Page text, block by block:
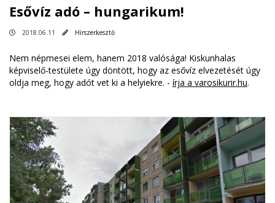
Esővíz adó – hungarikum!
2018.06.11 Hírszerkesztő
Nem népmesei elem, hanem 2018 valósága! Kiskunhalas
képviselő-testülete úgy döntött, hogy az esővíz elvezetését úgy
oldja meg, hogy adót vet ki a helyiekre. - írja a varosikurir.hu.